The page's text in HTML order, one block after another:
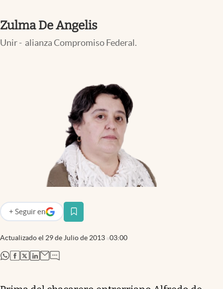
Eventos Corporativos
El Cronista Studio
Mediakit
abre en nueva pestaña
Zulma De Angelis
Unir - alianza Compromiso Federal.
Actualizado el 29 de Julio de 2013 03:00
+ Seguir en
abre en nueva pestaña
abre en nueva pestaña
abre en nueva pestaña
abre en nueva pestaña
abre en nueva pestaña